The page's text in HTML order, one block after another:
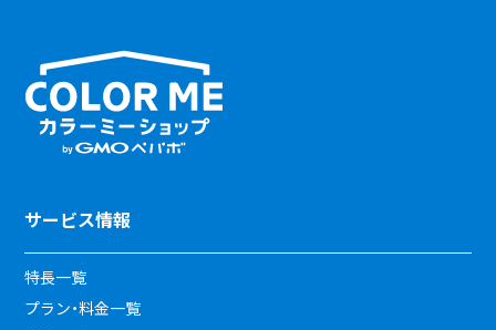
サービス情報
特長一覧
プラン・料金一覧